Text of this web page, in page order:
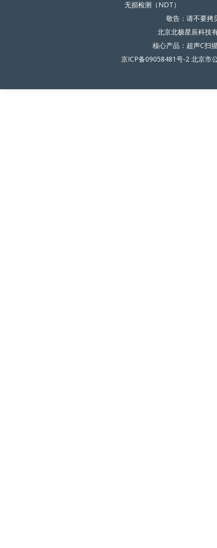
无损检测（NDT）
敬告：请不要拷
北京北极星辰科技
核心产品：超声C扫
京ICP备09058481号-2 北京市